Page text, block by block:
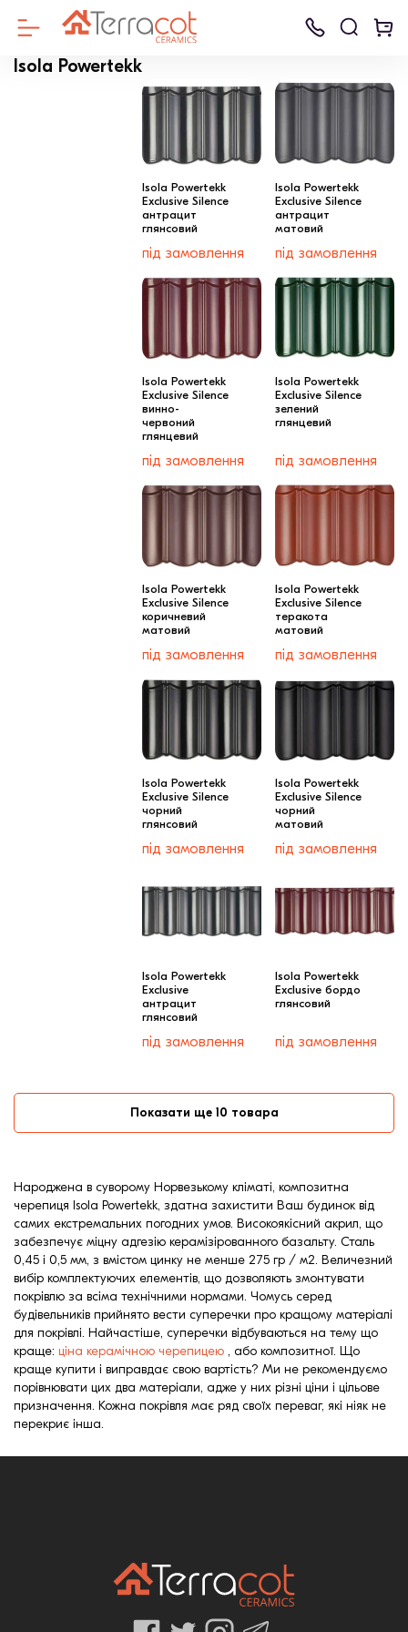
Клінкерна
цегла
LHL
Клінкерна
бруківка
Керамічні
Керамічна
черепиця
Черепиця
Клінкерная плитка
Клинкерная
плитка для
Сходи та ганок
Ammonit
Keramik
Будівельні суміші
Дренажні
для систем
Isola Powertekk
Isola Powertekk
Exclusive Silence
антрацит
глянсовий
під замовлення
Isola Powertekk
Exclusive Silence
антрацит
матовий
під замовлення
Isola Powertekk
Exclusive Silence
винно-
червоний
глянцевий
під замовлення
Isola Powertekk
Exclusive Silence
зелений
глянцевий
під замовлення
Isola Powertekk
Exclusive Silence
коричневий
матовий
під замовлення
Isola Powertekk
Exclusive Silence
теракота
матовий
під замовлення
Isola Powertekk
Exclusive Silence
чорний
глянсовий
під замовлення
Isola Powertekk
Exclusive Silence
чорний
матовий
під замовлення
Isola Powertekk
Exclusive
антрацит
глянсовий
під замовлення
Isola Powertekk
Exclusive бордо
глянсовий
під замовлення
Показати ще 10 товара
Народжена в суворому Норвезькому кліматі, композитна
черепиця Isola Powertekk, здатна захистити Ваш будинок від
самих екстремальних погодних умов. Високоякісний акрил, що
забезпечує міцну адгезію керамізірованного базальту. Сталь
0,45 і 0,5 мм, з вмістом цинку не менше 275 гр / м2. Величезний
вибір комплектуючих елементів, що дозволяють змонтувати
покрівлю за всіма технічними нормами. Чомусь серед
будівельників прийнято вести суперечки про кращому матеріалі
для покрівлі. Найчастіше, суперечки відбуваються на тему що
краще: ціна керамічною черепицею , або композитної. Що
краще купити і виправдає свою вартість? Ми не рекомендуємо
порівнювати цих два матеріали, адже у них різні ціни і цільове
призначення. Кожна покрівля має ряд своїх переваг, які ніяк не
перекриє інша.